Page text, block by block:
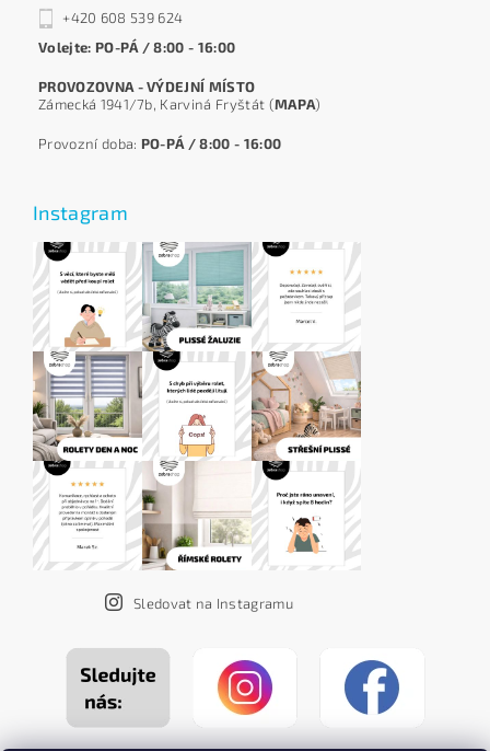
+420 608 539 624
Volejte: PO-PÁ / 8:00 - 16:00
PROVOZOVNA - VÝDEJNÍ MÍSTO
Zámecká 1941/7b, Karviná Fryštát (MAPA)
Provozní doba: PO-PÁ / 8:00 - 16:00
Instagram
Sledovat na Instagramu